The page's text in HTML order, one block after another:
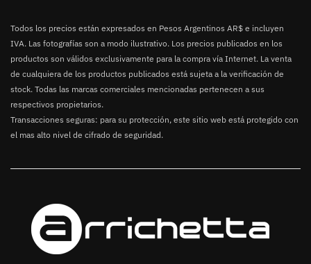
Todos los precios están expresados en Pesos Argentinos AR$ e incluyen
IVA. Las fotografías son a modo ilustrativo. Los precios publicados en los
productos son válidos exclusivamente para la compra vía Internet. La venta
de cualquiera de los productos publicados está sujeta a la verificación de
stock. Todas las marcas comerciales mencionadas pertenecen a sus
respectivos propietarios.
Transacciones seguras: para su protección, este sitio web está protegido con
el mas alto nivel de cifrado de seguridad.